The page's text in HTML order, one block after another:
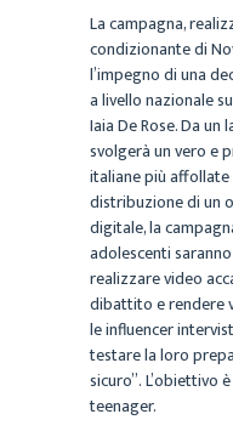
La campagna,
condizionante di
l’impegno di una
a livello nazionale
Iaia De Rose. Da
svolgerà un vero e
italiane più affollate
distribuzione di un
digitale, la
adolescenti
realizzare video
dibattito e rendere
le influencer
testare la loro
sicuro”. L’obiettivo
teenager.